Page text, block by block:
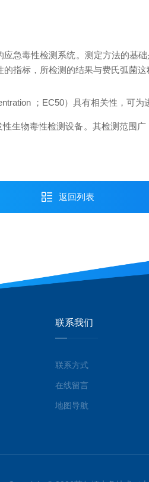
急毒性检测系统。测定方法的基
标，所检测的结果与费氏弧菌这
；EC50）具有相关性，可为
生物毒性检测设备。其检测范围
返回列表
联系我们
联系方式
在线留言
地图导航